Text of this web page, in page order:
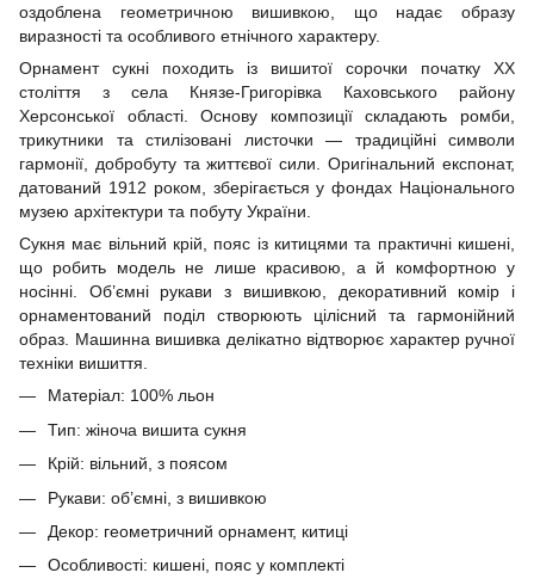
оздоблена геометричною вишивкою, що надає образу
виразності та особливого етнічного характеру.
Орнамент сукні походить із вишитої сорочки початку ХХ
століття з села Князе-Григорівка Каховського району
Херсонської області. Основу композиції складають ромби,
трикутники та стилізовані листочки — традиційні символи
гармонії, добробуту та життєвої сили. Оригінальний експонат,
датований 1912 роком, зберігається у фондах Національного
музею архітектури та побуту України.
Сукня має вільний крій, пояс із китицями та практичні кишені,
що робить модель не лише красивою, а й комфортною у
носінні. Об’ємні рукави з вишивкою, декоративний комір і
орнаментований поділ створюють цілісний та гармонійний
образ. Машинна вишивка делікатно відтворює характер ручної
техніки вишиття.
Матеріал: 100% льон
Тип: жіноча вишита сукня
Крій: вільний, з поясом
Рукави: об’ємні, з вишивкою
Декор: геометричний орнамент, китиці
Особливості: кишені, пояс у комплекті